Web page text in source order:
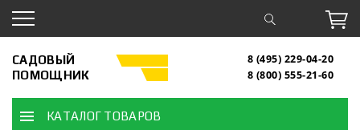
САДОВЫЙ
ПОМОЩНИК
8 (495) 229-04-20
8 (800) 555-21-60
КАТАЛОГ ТОВАРОВ